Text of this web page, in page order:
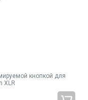
кнопкой для
XLR